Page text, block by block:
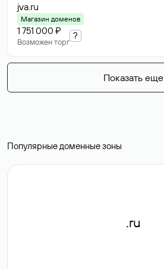
jva.ru
Магазин доменов
1 751 000 ₽
Возможен торг
?
Показать еще
Популярные доменные зоны
.ru